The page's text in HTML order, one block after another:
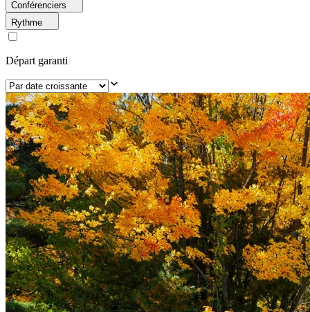
Conférenciers
Rythme
Départ garanti